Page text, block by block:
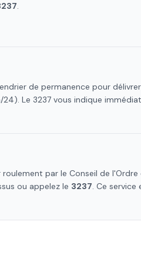
.
de permanence pour
Le 3237 vous indique
par le Conseil de l'Ordre
ou appelez le 3237. Ce service